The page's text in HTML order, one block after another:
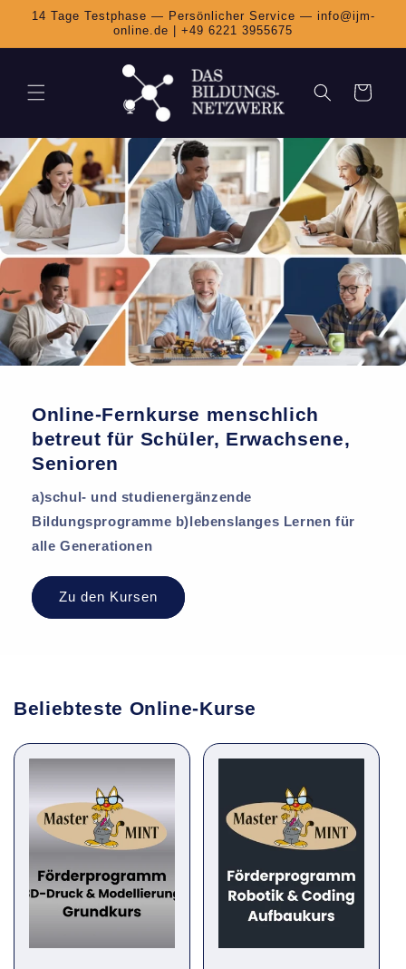
zum
14 Tage Testphase — Persönlicher Service — info@ijm-
online.de | +49 6221 3955675
Warenkorb
Online-Fernkurse menschlich
betreut für Schüler, Erwachsene,
Senioren
a)schul- und studienergänzende
Bildungsprogramme b)lebenslanges Lernen für
alle Generationen
Zu den Kursen
Beliebteste Online-Kurse